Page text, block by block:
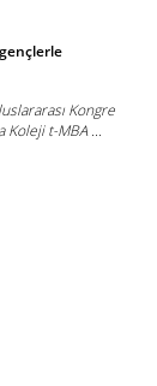
Kongre
Koleji t-MBA ...